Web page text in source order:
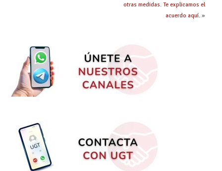
otras medidas. Te explicamos el
acuerdo aquí.»